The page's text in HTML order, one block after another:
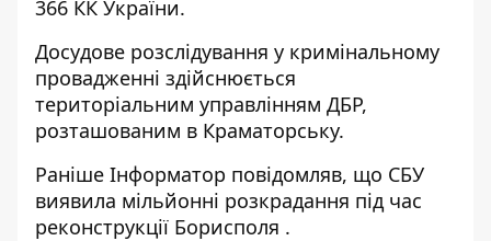
366 КК України.
Досудове розслідування у кримінальному
провадженні здійснюється
територіальним управлінням ДБР,
розташованим в Краматорську.
Раніше Інформатор повідомляв, що СБУ
виявила мільйонні розкрадання під час
реконструкції Борисполя .